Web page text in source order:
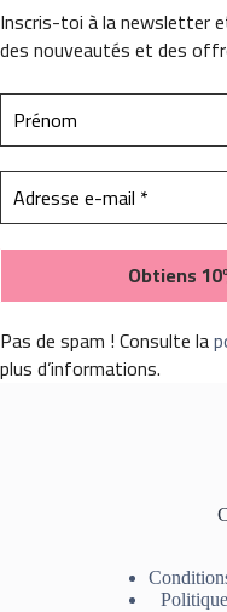
Inscris-toi à la newsletter
des nouveautés et des
Pas de spam ! Consulte la
plus d’informations.